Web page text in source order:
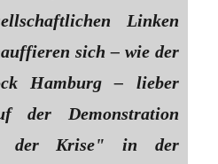
Linken
sich – wie der
Hamburg – lieber
der Demonstration
der Krise" in der